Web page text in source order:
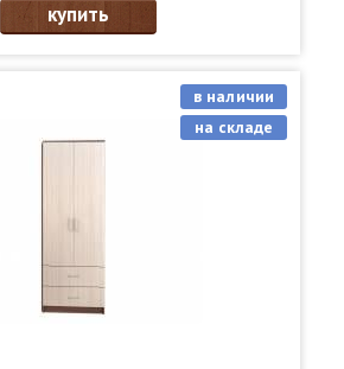
купить
в наличии
на складе